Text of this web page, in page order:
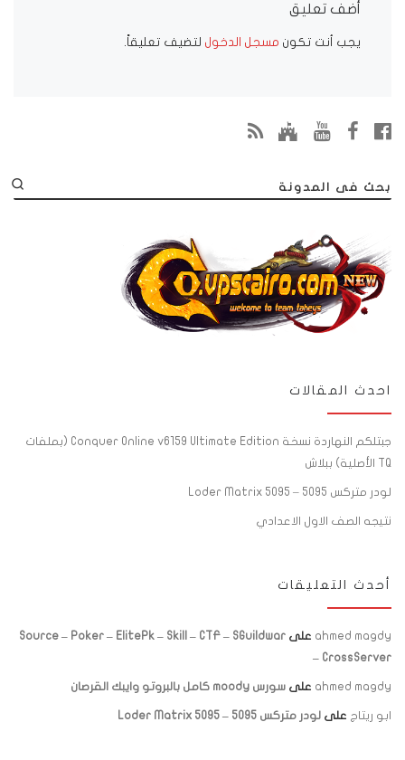
أضف تعليق
يجب أنت تكون مسجل الدخول لتضيف تعليقاً.
بحث فى المدونة
احدث المقالات
جبتلكم النهاردة نسخة Conquer Online v6159 Ultimate Edition (بملفات
TQ الأصلية) ببلاش
لودر متركس 5095 – Loder Matrix 5095
نتيجه الصف الاول الاعدادي
أحدث التعليقات
ahmed magdy على Source – Poker – ElitePk – Skill – CTF – SGuildwar
– CrossServer
ahmed magdy على سورس moody كامل بالبروتو وايبك القرصان
ابو ريتاج على لودر متركس 5095 – Loder Matrix 5095